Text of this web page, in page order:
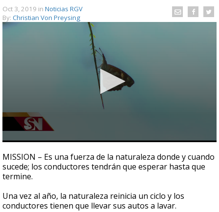
Oct 3, 2019 in Noticias RGV
By: Christian Von Preysing
seconds
of
3
minutes,
seconds
MISSION – Es una fuerza de la naturaleza donde y cuando
sucede; los conductores tendrán que esperar hasta que
termine.
Una vez al año, la naturaleza reinicia un ciclo y los
conductores tienen que llevar sus autos a lavar.